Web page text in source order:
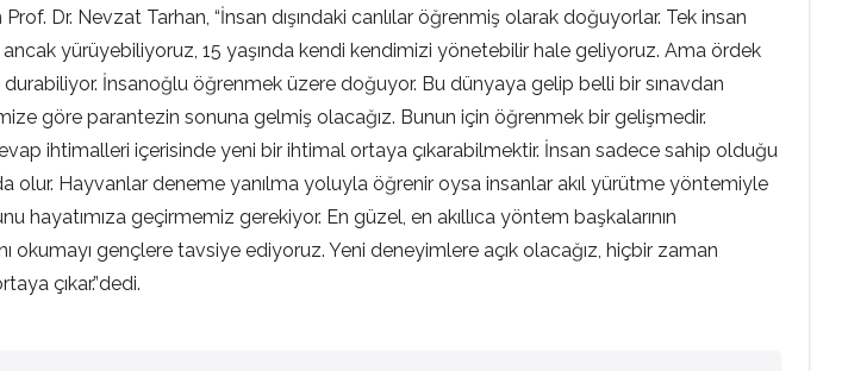
Dr. Nevzat Tarhan, “İnsan dışındaki canlılar öğrenmiş olarak doğuyorlar. Tek insan
yürüyebiliyoruz, 15 yaşında kendi kendimizi yönetebilir hale geliyoruz. Ama ördek
İnsanoğlu öğrenmek üzere doğuyor. Bu dünyaya gelip belli bir sınavdan
göre parantezin sonuna gelmiş olacağız. Bunun için öğrenmek bir gelişmedir.
ihtimalleri içerisinde yeni bir ihtimal ortaya çıkarabilmektir. İnsan sadece sahip olduğu
olur. Hayvanlar deneme yanılma yoluyla öğrenir oysa insanlar akıl yürütme yöntemiyle
hayatımıza geçirmemiz gerekiyor. En güzel, en akıllıca yöntem başkalarının
okumayı gençlere tavsiye ediyoruz. Yeni deneyimlere açık olacağız, hiçbir zaman
çıkar.”dedi.